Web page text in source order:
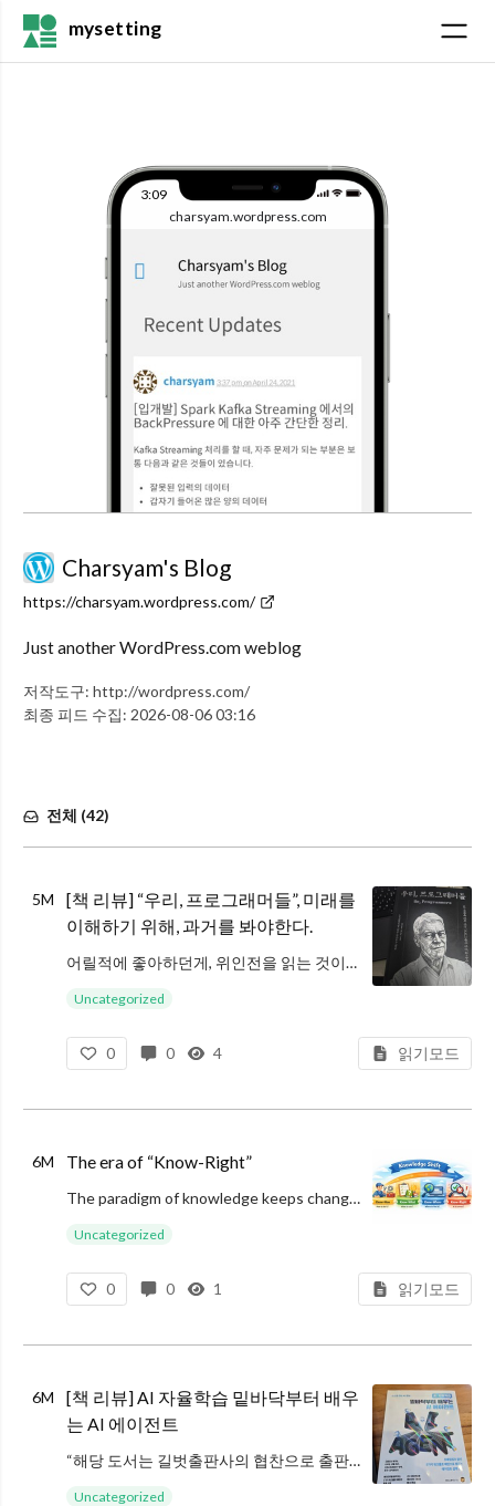
mysetting
3:09
charsyam.wordpress.com
Charsyam's Blog
https://charsyam.wordpress.com/
Just another WordPress.com weblog
저작도구: http://wordpress.com/
최종 피드 수집: 2026-08-06 03:16
전체 (42)
5M
[책 리뷰] “우리, 프로그래머들”, 미래를
이해하기 위해, 과거를 봐야한다.
어릴적에 좋아하던게, 위인전을 읽는 것이었습니다. 개발자가 되고 나서는 그런 개발의 역사를 아는 것이 재미있기도 하지만, 새로운 기술을 이해하기 위한 밑바탕이 되는 것이, 어떤 기술이 어떤 목적으로 나왔는지에 대한 것이었습니다.
Uncategorized
0 0 4 읽기모드
6M The era of “Know-Right”
The paradigm of knowledge keeps changing. In the beginning, it was the era of know-how. An individual’s experience and mastery w
Uncategorized
0 0 1 읽기모드
6M
[책 리뷰] AI 자율학습 밑바닥부터 배우
는 AI 에이전트
“해당 도서는 길벗출판사의 협찬으로 출판사에서 도서를 제공받았습니다.”
AI 관련 일을 하게 되었지만, 사실 AI 자체는 잘 모르는 상태이다보니, AI에 학습이 필요한
Uncategorized